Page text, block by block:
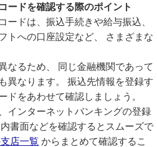
ードを確認する際のポイント
ードは、振込手続きや給与振込、
トへの口座設定など、 さまざまな
なるため、 同じ金融機関であって
異なります。 振込先情報を登録す
ドをあわせて確認しましょう。
インターネットバンキングの登録
書面などを確認するとスムーズで
店一覧 からまとめて確認するこ